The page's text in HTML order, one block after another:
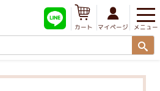
メニュー
マイページ
カート